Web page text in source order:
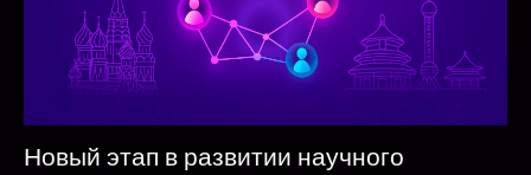
Новый этап в развитии научного